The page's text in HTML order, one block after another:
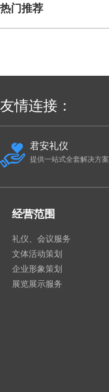
热门推荐
友情连接：
君安礼仪
提供一站式全套解决方案
经营范围
礼仪、会议服务
文体活动策划
企业形象策划
展览展示服务